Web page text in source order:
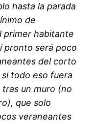
hasta la parada
de
primer habitante
pronto será poco
del corto
todo eso fuera
un muro (no
que solo
veraneantes